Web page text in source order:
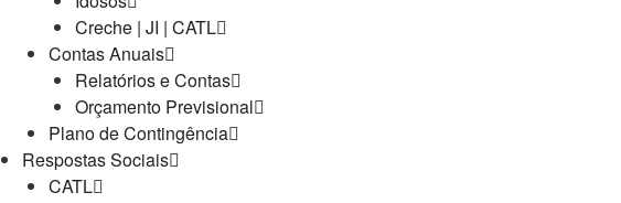
Creche | JI | CATL
Contas Anuais
Relatórios e Contas
Orçamento Previsional
Plano de Contingência
Respostas Sociais
CATL